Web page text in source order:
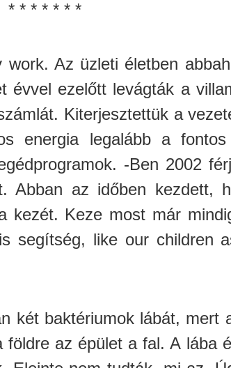
* * * * * * *
Az üzleti életben
évvel ezelőtt levágták a
Kiterjesztettük a
energia legalább a
-Ben 2002
Abban az időben kezdett,
kezét. Keze most már
segítség, like our children
két baktériumok lábát, mert
az épület a fal. A lába